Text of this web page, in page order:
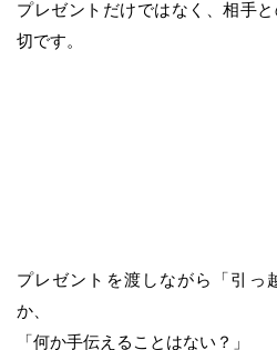
プレゼントだけではなく、相手
切です。
プレゼントを渡しながら「引っ
か、
「何か手伝えることはない？」